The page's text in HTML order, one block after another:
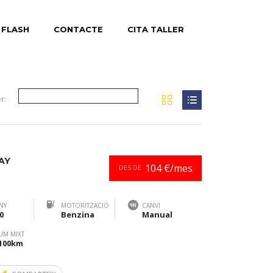
CONTACTE CITA TALLER
DES DE 104 €/mes
MOTORITZACIÓ
Benzina
CANVI
Manual
MIXT